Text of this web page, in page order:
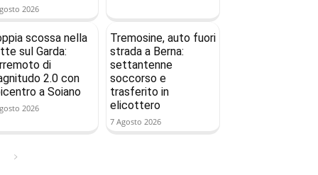
2026
scossa nella
sul Garda:
di
2.0 con
a Soiano
2026
Tremosine, auto fuori
strada a Berna:
settantenne
soccorso e
trasferito in
elicottero
7 Agosto 2026